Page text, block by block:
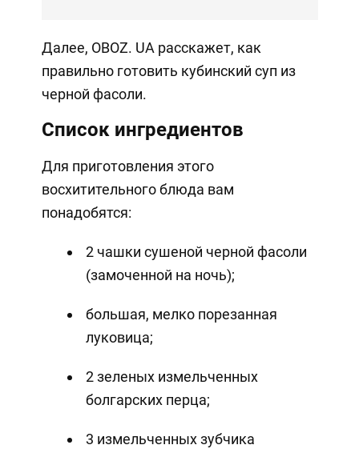
Далее, OBOZ. UA расскажет, как
правильно готовить кубинский суп из
черной фасоли.
Список ингредиентов
Для приготовления этого
восхитительного блюда вам
понадобятся:
2 чашки сушеной черной фасоли
(замоченной на ночь);
большая, мелко порезанная
луковица;
2 зеленых измельченных
болгарских перца;
3 измельченных зубчика